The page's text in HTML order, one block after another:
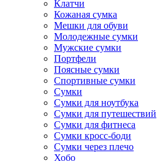
Клатчи
Кожаная сумка
Мешки для обуви
Молодежные сумки
Мужские сумки
Портфели
Поясные сумки
Спортивные сумки
Сумки
Сумки для ноутбука
Сумки для путешествий
Сумки для фитнеса
Сумки кросс-боди
Сумки через плечо
Хобо